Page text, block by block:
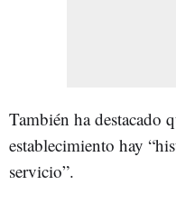
También ha destacado
establecimiento hay
servicio”.